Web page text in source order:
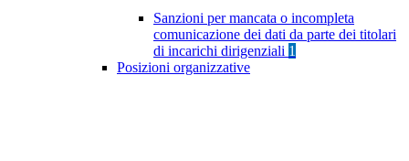
Sanzioni per mancata o incompleta
comunicazione dei dati da parte dei titolari
di incarichi dirigenziali 1
Posizioni organizzative